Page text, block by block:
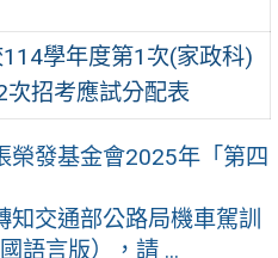
學年度第1次(家政科)
次招考應試分配表
榮發基金會2025年「第四
知交通部公路局機車駕訓
語言版），請 ...